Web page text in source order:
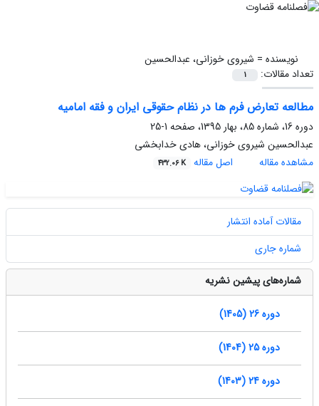
نویسنده = شیروی خوزانی، عبدالحسین
تعداد مقالات:
1
مطالعه تعارض فرم ها در نظام حقوقی ایران و فقه امامیه
دوره 16، شماره 85، بهار 1395، صفحه
1-25
عبدالحسین شیروی خوزانی، هادی خدابخشی
مشاهده مقاله
اصل مقاله 432.06 K
مقالات آماده انتشار
شماره جاری
شماره‌های پیشین نشریه
دوره 26 (1405)
دوره 25 (1404)
دوره 24 (1403)